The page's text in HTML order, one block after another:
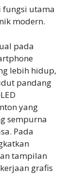
fungsi utama
modern.
pada
lebih hidup,
pandang
yang
sempurna
Pada
tampilan
grafis